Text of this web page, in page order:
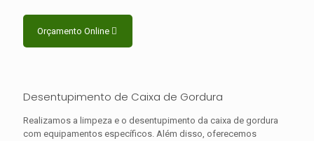
Orçamento Online
Desentupimento de Caixa de Gordura
Realizamos a limpeza e o desentupimento da caixa de gordura
com equipamentos específicos. Além disso, oferecemos